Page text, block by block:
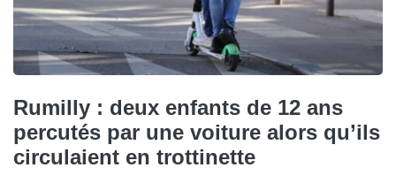
Rumilly : deux enfants de 12 ans
percutés par une voiture alors qu’ils
circulaient en trottinette